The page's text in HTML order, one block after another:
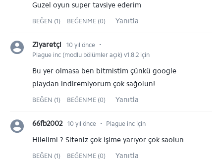
Guzel oyun super tavsiye ederim
BEĞEN (1) BEĞENME (0) Yanıtla
Ziyaretçi 10 yıl önce ⋅
Plague inc (modlu bölümler açık) v1.8.2 için
Bu yer olmasa ben bitmistim çünkü google
playdan indiremiyorum çok sağolun!
BEĞEN (1) BEĞENME (0) Yanıtla
66fb2002 10 yıl önce ⋅ Plague inc için
Hilelimi ? Siteniz çok işime yarıyor çok saolun
BEĞEN (1) BEĞENME (0) Yanıtla